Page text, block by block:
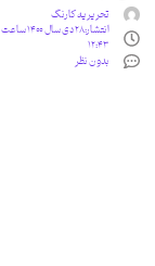
تحریریه کارنگ
انتشار:
۲۸ دی سال ۱۴۰۰ ساعت
۱۲:۴۳
بدون نظر